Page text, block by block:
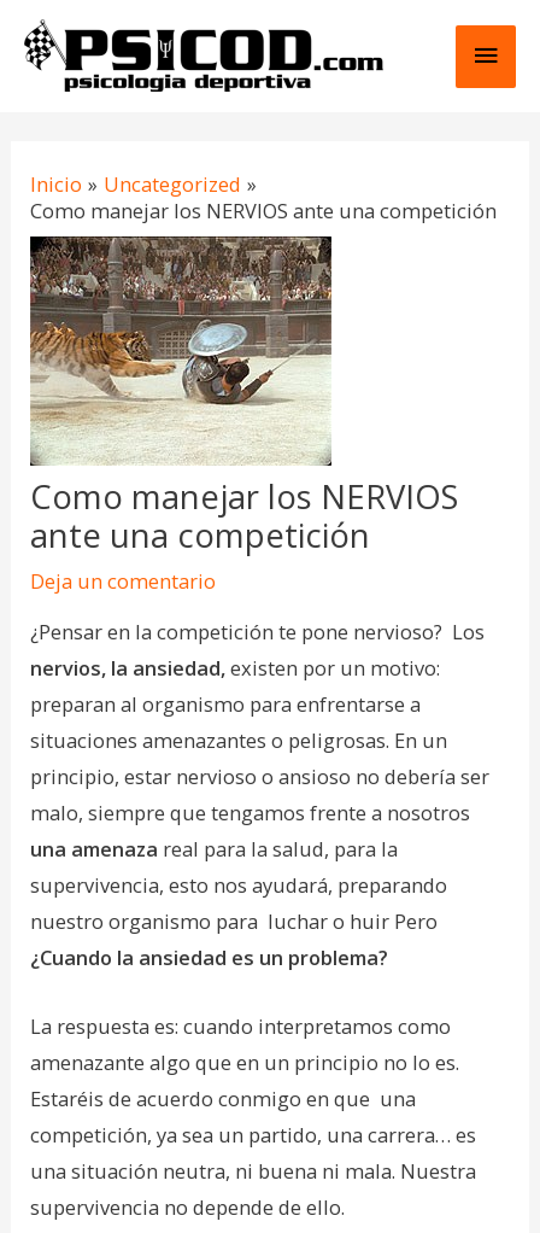
contenido
Inicio
Uncategorized
Como manejar los NERVIOS ante una competición
Como manejar los NERVIOS
ante una competición
Deja un comentario
¿Pensar en la competición te pone nervioso? Los
nervios, la ansiedad,existen por un motivo:
preparan al organismo para enfrentarse a
situaciones amenazantes o peligrosas. En un
principio, estar nervioso o ansioso no debería ser
malo, siempre que tengamos frente a nosotros
una amenaza real para la salud, para la
supervivencia, esto nos ayudará, preparando
nuestro organismo para luchar o huir Pero
¿Cuando la ansiedad es un problema?
La respuesta es: cuando interpretamos como
amenazante algo que en un principio no lo es.
Estaréis de acuerdo conmigo en que una
competición, ya sea un partido, una carrera… es
una situación neutra, ni buena ni mala. Nuestra
supervivencia no depende de ello.
de
entradas